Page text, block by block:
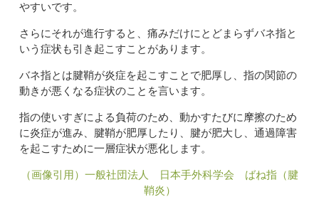
やすいです。
さらにそれが進行すると、痛みだけにとどまらずバネ指と
いう症状も引き起こすことがあります。
バネ指とは腱鞘が炎症を起こすことで肥厚し、指の関節の
動きが悪くなる症状のことを言います。
指の使いすぎによる負荷のため、動かすたびに摩擦のため
に炎症が進み、腱鞘が肥厚したり、腱が肥大し、通過障害
を起こすために一層症状が悪化します。
（画像引用）一般社団法人 日本手外科学会 ばね指（腱
鞘炎）